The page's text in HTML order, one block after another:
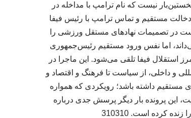
نیست که نام ترامپ با مداخله در
مستقیم و تماس ترامپ با رئیس فیفا
در تصمیمات نهادهای مستقل ورزشی را
اما نفس ورود مستقیم رئیس‌جمهوری
استقلال فیفا تلقی می‌شود. این ماجرا در
و داخلی، از سیاست تا فرهنگ و اقتصاد و
مستقیم داشته باشد؛ رویکردی که همواره
این پرونده بار دیگر پرسش جدی درباره
کرده است. 310310